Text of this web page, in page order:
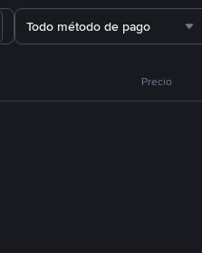
Todo método de pago
Precio